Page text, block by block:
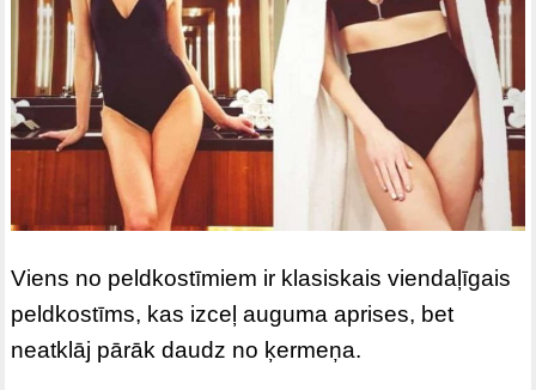
Viens no peldkostīmiem ir klasiskais viendaļīgais
peldkostīms, kas izceļ auguma aprises, bet
neatklāj pārāk daudz no ķermeņa.